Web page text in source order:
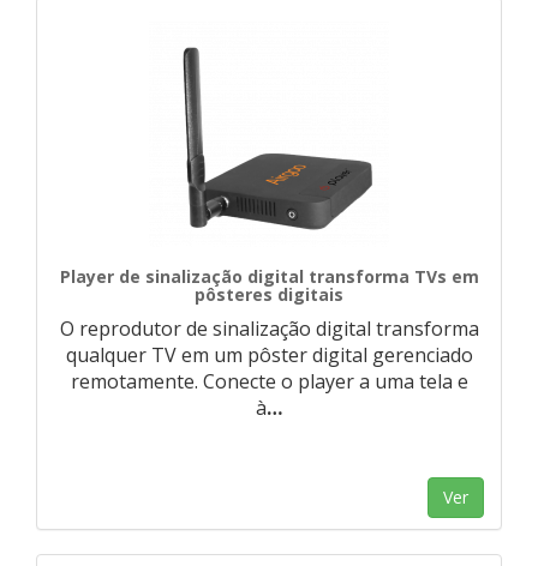
Player de sinalização digital transforma TVs em
pôsteres digitais
O reprodutor de sinalização digital transforma
qualquer TV em um pôster digital gerenciado
remotamente. Conecte o player a uma tela e
à…
Ver